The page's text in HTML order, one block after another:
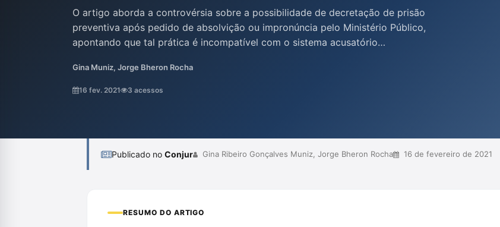
O artigo aborda a controvérsia sobre a possibilidade de decretação de prisão
preventiva após pedido de absolvição ou impronúncia pelo Ministério Público,
apontando que tal prática é incompatível com o sistema acusatório
Jorge Bheron Rocha, criticam a manutenção de medidas cautelares em
situações onde o acusador não vislumbra indícios de culpa, ressaltando a
Gina Muniz, Jorge Bheron Rocha
16 fev. 2021 3 acessos
Publicado no Conjur Gina Ribeiro Gonçalves Muniz, Jorge Bheron Rocha 16 de fevereiro de 2021
RESUMO DO ARTIGO